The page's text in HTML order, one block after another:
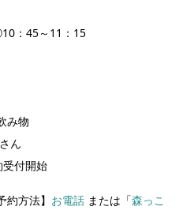
：45～11：15
み物
ん
受付開始
方法】 お電話 または「森っこ